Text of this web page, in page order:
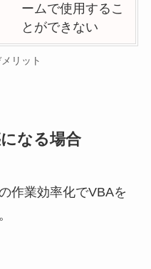
ームで使用するこ
とができない
リット
なる場合
作業効率化でVBAを